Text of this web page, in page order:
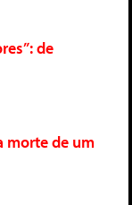
de
morte de um